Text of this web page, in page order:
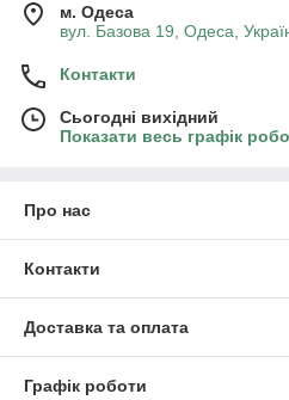
м. Одеса
вул. Базова 19, Одеса,
Контакти
Сьогодні вихідний
Показати весь графік
Про нас
Контакти
Доставка та оплата
Графік роботи